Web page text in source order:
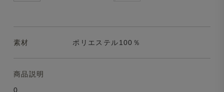
素材 ポリエステル100％
商品説明
0